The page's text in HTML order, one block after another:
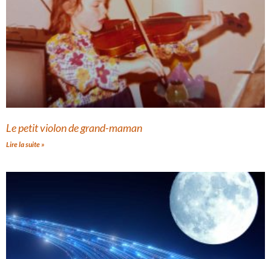
Le petit violon de grand-maman
Lire la suite »